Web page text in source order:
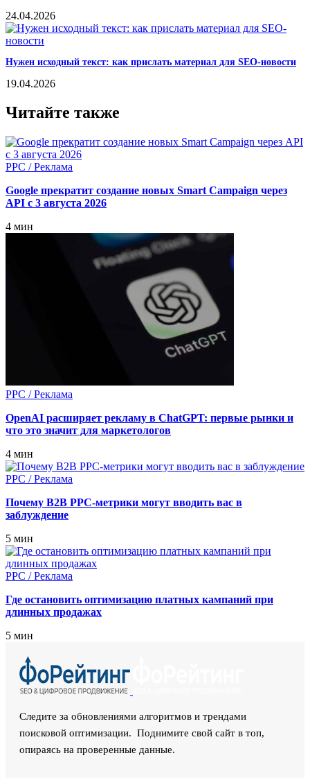
24.04.2026
Нужен исходный текст: как прислать материал для SEO-новости
19.04.2026
Читайте также
PPC / Реклама
Google прекратит создание новых Smart Campaign через
API с 3 августа 2026
4 мин
PPC / Реклама
OpenAI расширяет рекламу в ChatGPT: первые рынки и
что это значит для маркетологов
4 мин
PPC / Реклама
Почему B2B PPC‑метрики могут вводить вас в
заблуждение
5 мин
PPC / Реклама
Где остановить оптимизацию платных кампаний при
длинных продажах
5 мин
Следите за обновлениями алгоритмов и трендами
поисковой оптимизации. Поднимите свой сайт в топ,
опираясь на проверенные данные.